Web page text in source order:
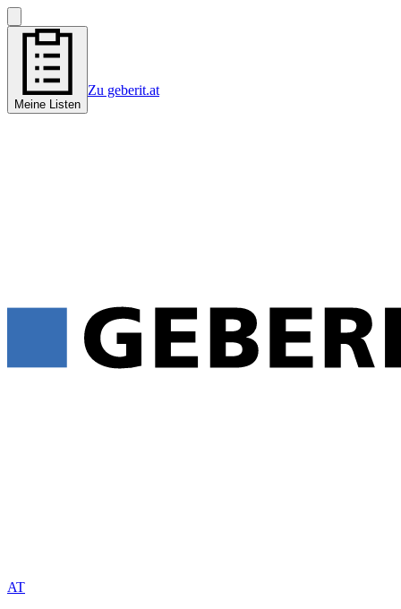
Meine Listen
Zu geberit.at
AT